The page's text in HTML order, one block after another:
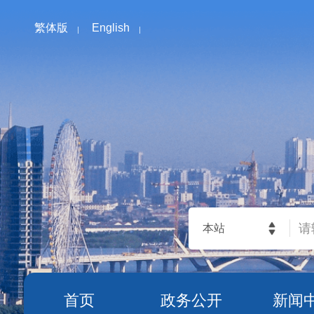
繁体版 English
本站
首页 政务公开 新闻